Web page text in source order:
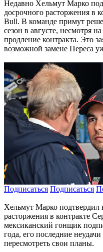
Недавно Хельмут Марко
досрочного расторжения в
Bull. В команде примут
сезон в августе, несмотря
продление контракта. Это
возможной замене Переса
Подписаться Подписаться
Хельмут Марко подтвердил
расторжения в контракте
мексиканский гонщик
года, его последние
пересмотреть свои планы.